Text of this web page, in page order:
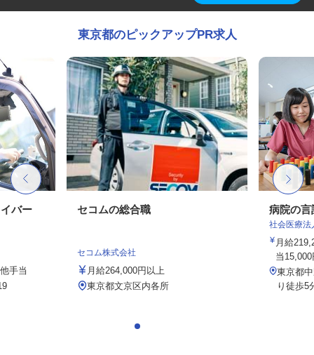
東京都のピックアップPR求人
バー
手当
セコムの総合職
セコム株式会社
月給264,000円以上
東京都文京区内各所
病院の言
社会医療
月給
当
東京都
り徒歩5